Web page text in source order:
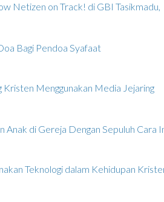
Netizen on Track! di GBI Tasikmadu,
Bagi Pendoa Syafaat
Kristen Menggunakan Media Jejaring
Anak di Gereja Dengan Sepuluh Cara
Teknologi dalam Kehidupan